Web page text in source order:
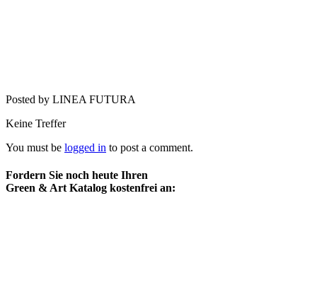
Posted by LINEA FUTURA
Keine Treffer
You must be logged in to post a comment.
Fordern Sie noch heute Ihren
Green & Art Katalog kostenfrei an: